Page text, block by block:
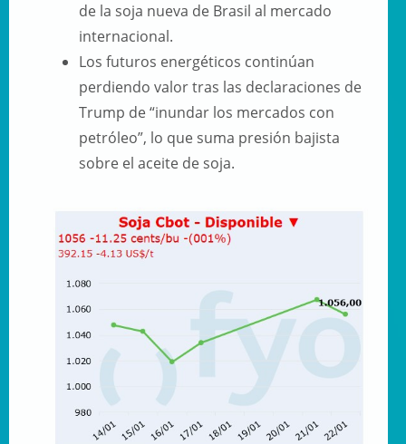
de la soja nueva de Brasil al mercado
internacional.
Los futuros energéticos continúan
perdiendo valor tras las declaraciones de
Trump de “inundar los mercados con
petróleo”, lo que suma presión bajista
sobre el aceite de soja.